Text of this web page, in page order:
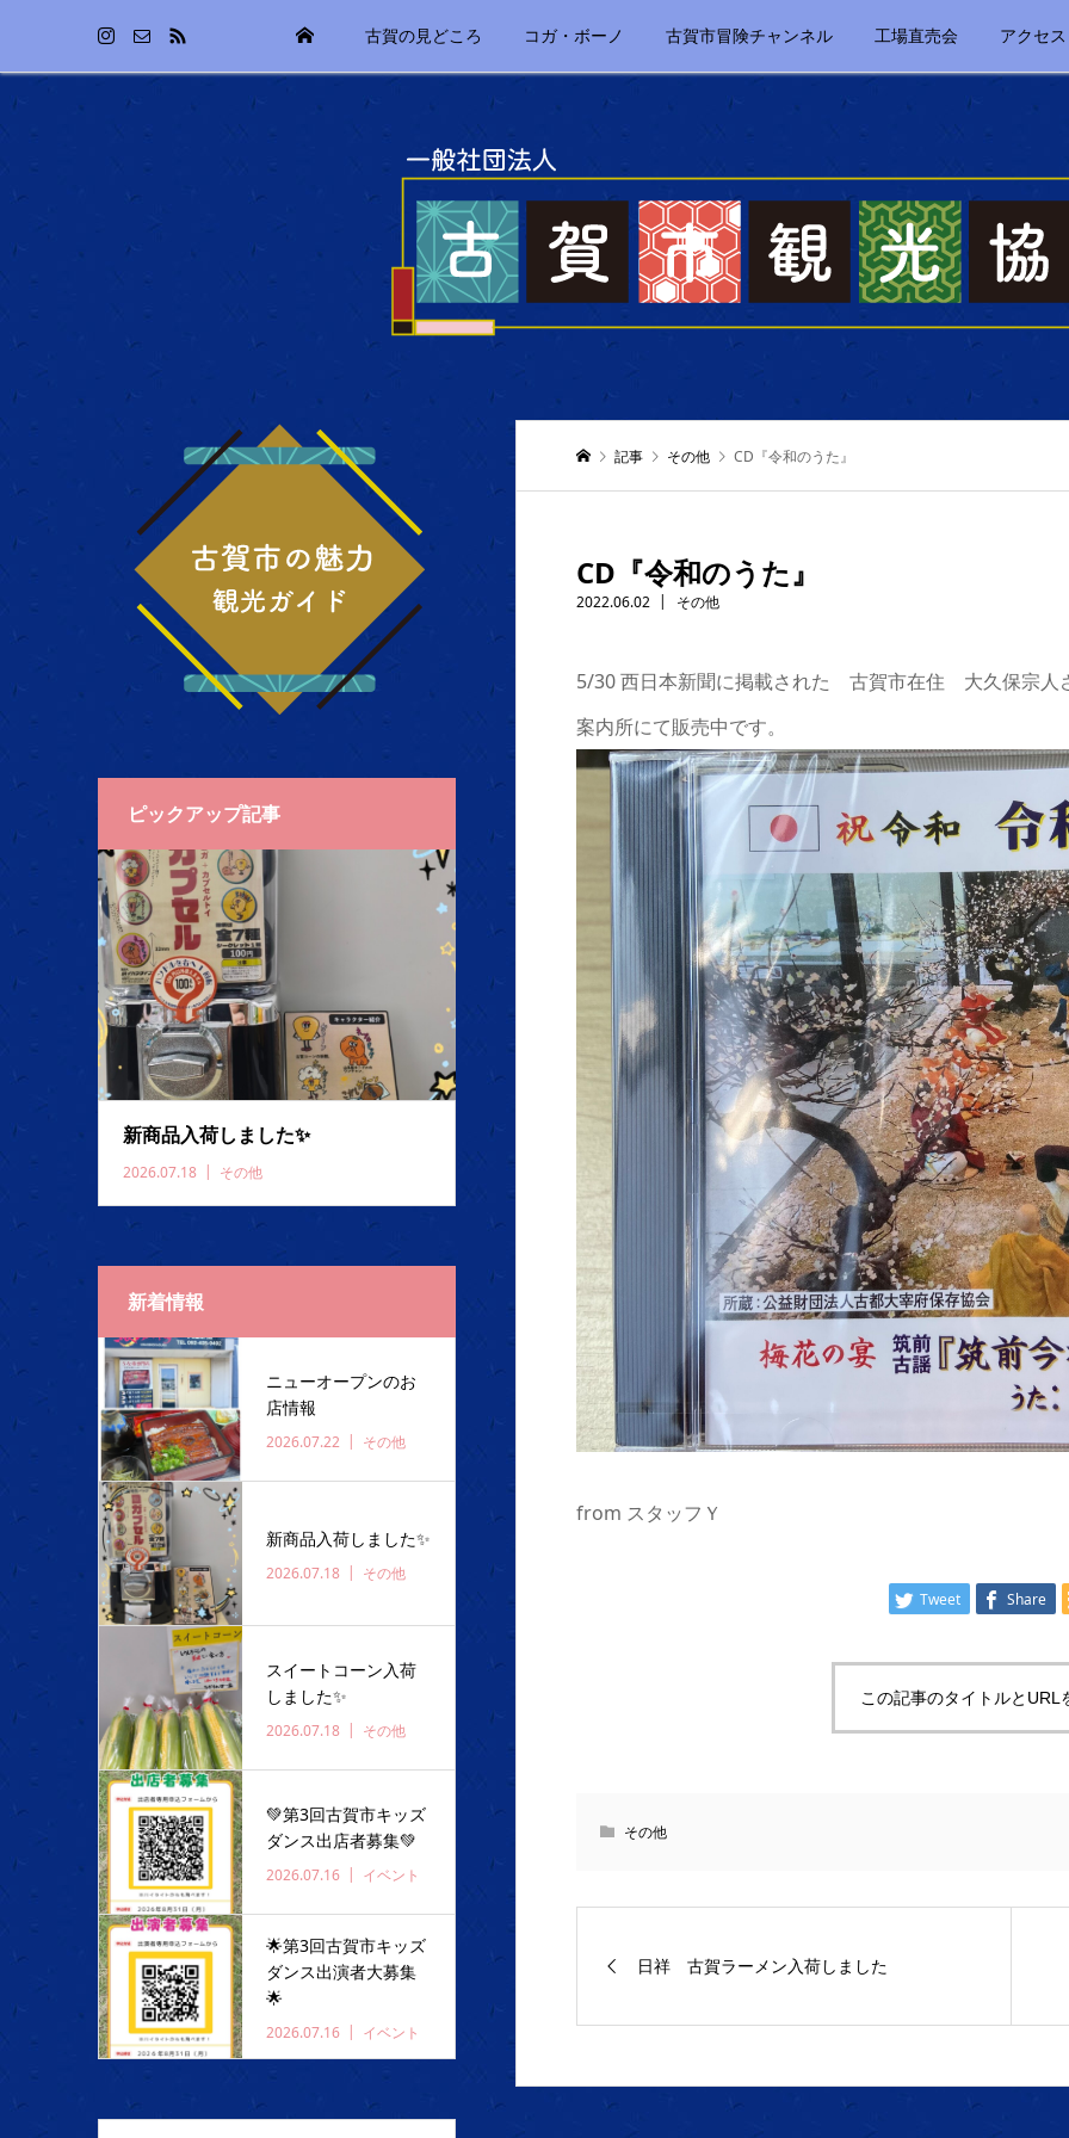
古賀の見どころ コガ・ボーノ 古賀市冒険チャンネル 工場直売会 アクセス
記事 その他 CD『令和のうた』
CD『令和のうた』
2022.06.02 その他
5/30 西日本新聞に掲載された 古賀市在住 大久保宗人
案内所にて販売中です。
from スタッフＹ
Tweet Share
この記事のタイトルとURL
その他
日祥 古賀ラーメン入荷しました
ピックアップ記事
新商品入荷しました✨️
2026.07.18 その他
新着情報
ニューオープンのお
店情報
2026.07.22 その他
新商品入荷しました✨️
2026.07.18 その他
スイートコーン入荷
しました✨️
2026.07.18 その他
💚第3回古賀市キッズ
ダンス出店者募集💚
2026.07.16 イベント
🌟第3回古賀市キッズ
ダンス出演者大募集
🌟
2026.07.16 イベント